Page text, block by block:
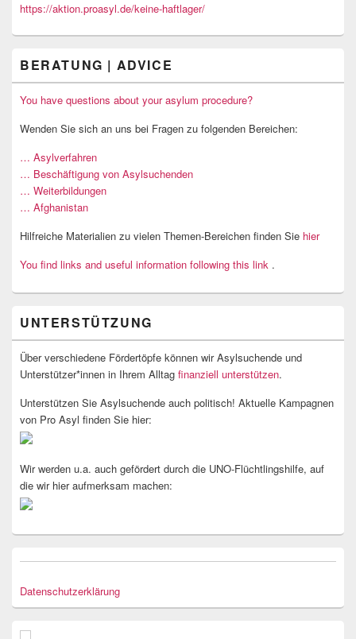
https://aktion.proasyl.de/keine-haftlager/
BERATUNG | ADVICE
You have questions about your asylum procedure?
Wenden Sie sich an uns bei Fragen zu folgenden Bereichen:
… Asylverfahren
… Beschäftigung von Asylsuchenden
… Weiterbildungen
… Afghanistan
Hilfreiche Materialien zu vielen Themen-Bereichen finden Sie hier
You find links and useful information following this link .
UNTERSTÜTZUNG
Über verschiedene Fördertöpfe können wir Asylsuchende und
Unterstützer*innen in Ihrem Alltag finanziell unterstützen.
Unterstützen Sie Asylsuchende auch politisch! Aktuelle Kampagnen
von Pro Asyl finden Sie hier:
Wir werden u.a. auch gefördert durch die UNO-Flüchtlingshilfe, auf
die wir hier aufmerksam machen:
Datenschutzerklärung